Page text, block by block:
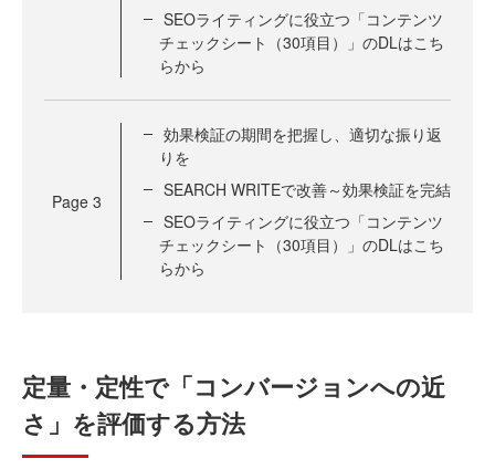
SEOライティングに役立つ「コンテンツ
チェックシート（30項目）」のDLはこち
らから
Page 3
効果検証の期間を把握し、適切な振り返
りを
SEARCH WRITEで改善～効果検証を完結
SEOライティングに役立つ「コンテンツ
チェックシート（30項目）」のDLはこち
らから
定量・定性で「コンバージョンへの近
さ」を評価する方法